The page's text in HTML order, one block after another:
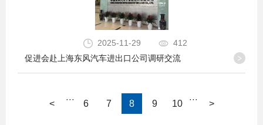
2025-11-29
412
促进会赴上海东风汽车进出口公司调研交流
< ··· 6 7 8 9 10 ··· >